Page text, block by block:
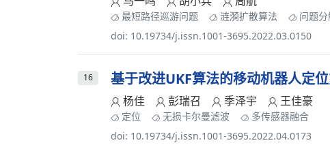
最短路径巡游问题 涟漪扩散算法
问题
doi: 10.19734/j.issn.1001-3695.2022.03.0150
16 基于改进UKF算法的移动机器人定
杨佳 彭瑞召 季泽宇 王佳豪
定位 无损卡尔曼滤波
多传感器融合
doi: 10.19734/j.issn.1001-3695.2022.04.0173